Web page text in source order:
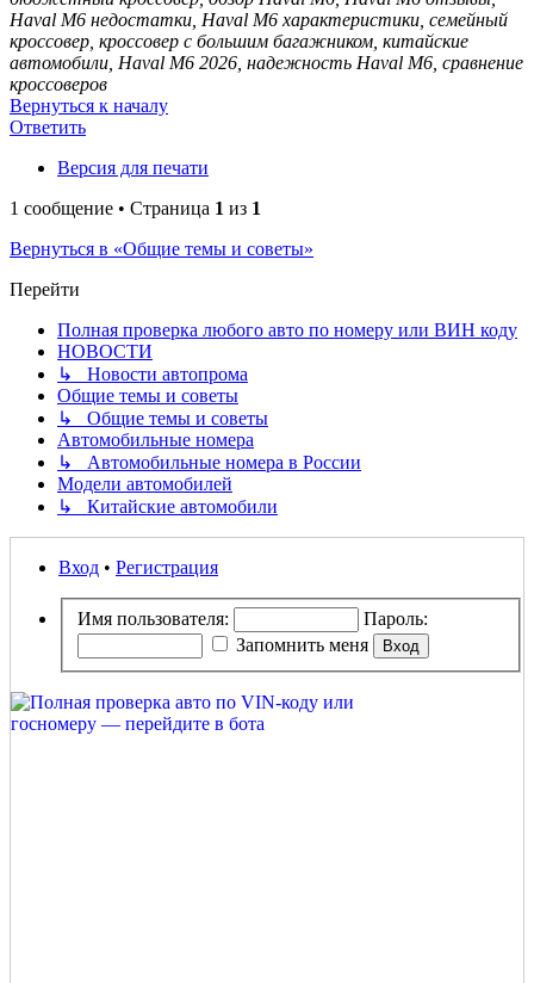
Haval M6 недостатки, Haval M6 характеристики, семейный
кроссовер, кроссовер с большим багажником, китайские
автомобили, Haval M6 2026, надежность Haval M6, сравнение
кроссоверов
Вернуться к началу
Ответить
Версия для печати
1 сообщение • Страница 1 из 1
Вернуться в «Общие темы и советы»
Перейти
Полная проверка любого авто по номеру или ВИН коду
НОВОСТИ
↳ Новости автопрома
Общие темы и советы
↳ Общие темы и советы
Автомобильные номера
↳ Автомобильные номера в России
Модели автомобилей
↳ Китайские автомобили
Вход • Регистрация
Имя пользователя:
Пароль:
Запомнить меня